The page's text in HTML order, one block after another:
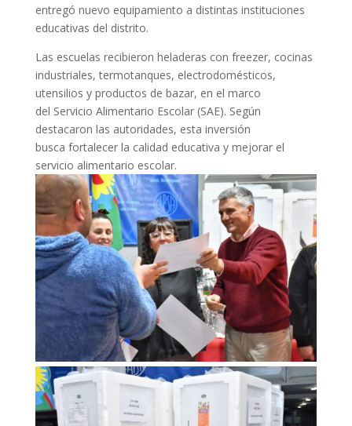
entregó nuevo equipamiento a distintas instituciones
educativas del distrito.
Las escuelas recibieron heladeras con freezer, cocinas
industriales, termotanques, electrodomésticos,
utensilios y productos de bazar, en el marco
del Servicio Alimentario Escolar (SAE). Según
destacaron las autoridades, esta inversión
busca fortalecer la calidad educativa y mejorar el
servicio alimentario escolar.